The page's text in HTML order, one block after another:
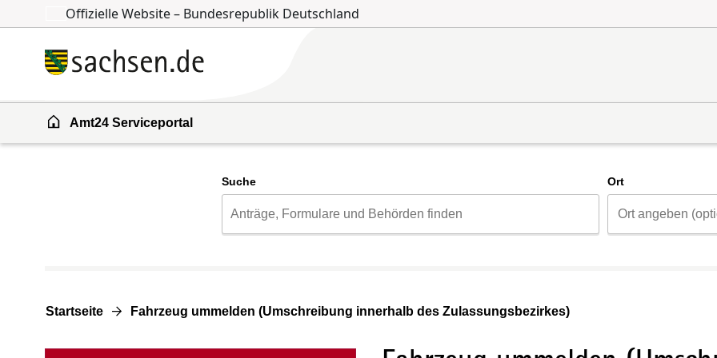
Zum Inhalt springen
Zur Suche springen
Offizielle Website – Bundesrepublik Deutschland
Amt24 Serviceportal
Suche Ort
Startseite Fahrzeug ummelden (Umschreibung innerhalb des Zulassungsbezirkes)